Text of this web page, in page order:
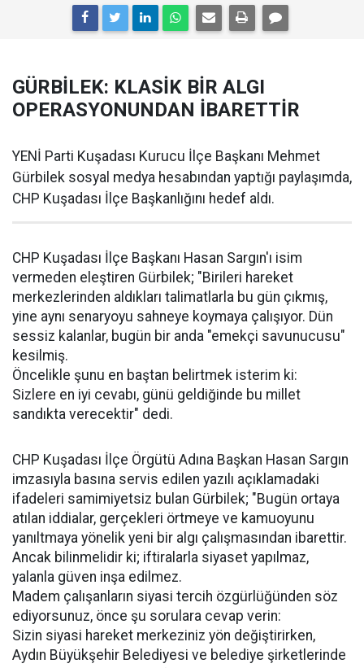
GÜRBİLEK: KLASİK BİR ALGI
OPERASYONUNDAN İBARETTİR
YENİ Parti Kuşadası Kurucu İlçe Başkanı Mehmet
Gürbilek sosyal medya hesabından yaptığı paylaşımda,
CHP Kuşadası İlçe Başkanlığını hedef aldı.
CHP Kuşadası İlçe Başkanı Hasan Sargın'ı isim
vermeden eleştiren Gürbilek; "Birileri hareket
merkezlerinden aldıkları talimatlarla bu gün çıkmış,
yine aynı senaryoyu sahneye koymaya çalışıyor. Dün
sessiz kalanlar, bugün bir anda "emekçi savunucusu"
kesilmiş.
Öncelikle şunu en baştan belirtmek isterim ki:
Sizlere en iyi cevabı, günü geldiğinde bu millet
sandıkta verecektir" dedi.
CHP Kuşadası İlçe Örgütü Adına Başkan Hasan Sargın
imzasıyla basına servis edilen yazılı açıklamadaki
ifadeleri samimiyetsiz bulan Gürbilek; "Bugün ortaya
atılan iddialar, gerçekleri örtmeye ve kamuoyunu
yanıltmaya yönelik yeni bir algı çalışmasından ibarettir.
Ancak bilinmelidir ki; iftiralarla siyaset yapılmaz,
yalanla güven inşa edilmez.
Madem çalışanların siyasi tercih özgürlüğünden söz
ediyorsunuz, önce şu sorulara cevap verin:
Sizin siyasi hareket merkeziniz yön değiştirirken,
Aydın Büyükşehir Belediyesi ve belediye şirketlerinde